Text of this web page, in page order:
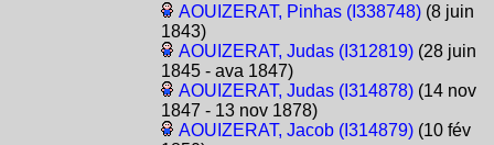
AOUIZERAT, Pinhas (I338748)(8 juin
1843)
AOUIZERAT, Judas (I312819)(28 juin
1845 - ava 1847)
AOUIZERAT, Judas (I314878)(14 nov
1847 - 13 nov 1878)
AOUIZERAT, Jacob (I314879)(10 fév